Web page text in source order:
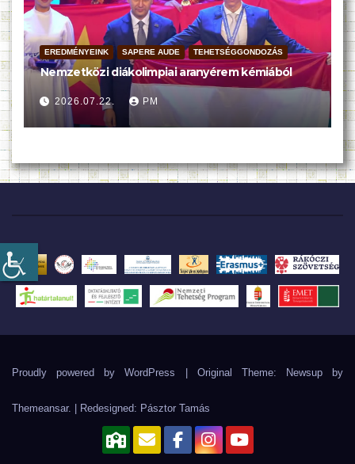
EREDMÉNYEINK SAPERE AUDE TEHETSÉGGONDOZÁS
Nemzetközi diákolimpiai aranyérem kémiából
2026.07.22. PM
Proudly powered by WordPress Original Theme: Newsup by
Themeansar. | Redesigned: Pásztor Tamás